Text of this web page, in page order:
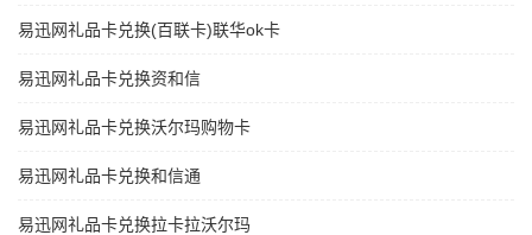
易迅网礼品卡兑换(百联卡)联华ok卡
易迅网礼品卡兑换资和信
易迅网礼品卡兑换沃尔玛购物卡
易迅网礼品卡兑换和信通
易迅网礼品卡兑换拉卡拉沃尔玛